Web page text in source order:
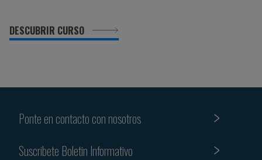
DESCUBRIR CURSO
Ponte en contacto con nosotros
Suscribete Boletin Informativo